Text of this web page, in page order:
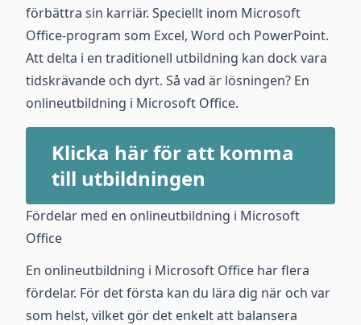
förbättra sin karriär. Speciellt inom Microsoft
Office-program som Excel, Word och PowerPoint.
Att delta i en traditionell utbildning kan dock vara
tidskrävande och dyrt. Så vad är lösningen? En
onlineutbildning i Microsoft Office.
Klicka här för att komma
till utbildningen
Fördelar med en onlineutbildning i Microsoft
Office
En onlineutbildning i Microsoft Office har flera
fördelar. För det första kan du lära dig när och var
som helst, vilket gör det enkelt att balansera